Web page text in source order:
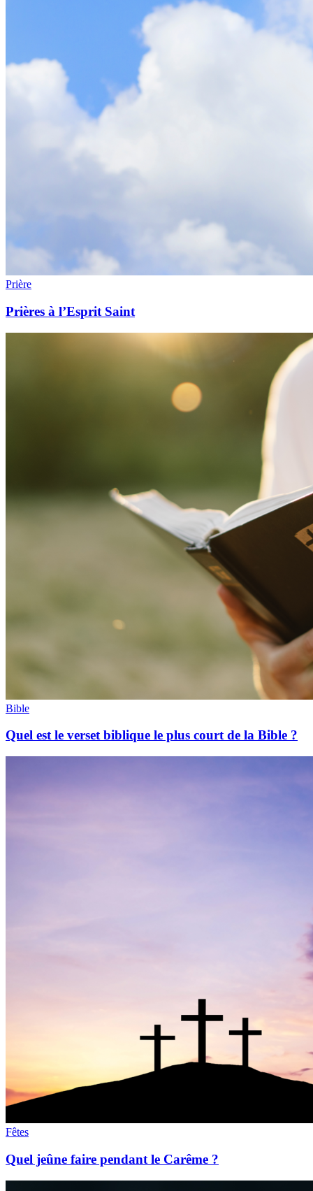
Prière
Prières à l’Esprit Saint
Bible
Quel est le verset biblique le plus court de la Bible ?
Fêtes
Quel jeûne faire pendant le Carême ?